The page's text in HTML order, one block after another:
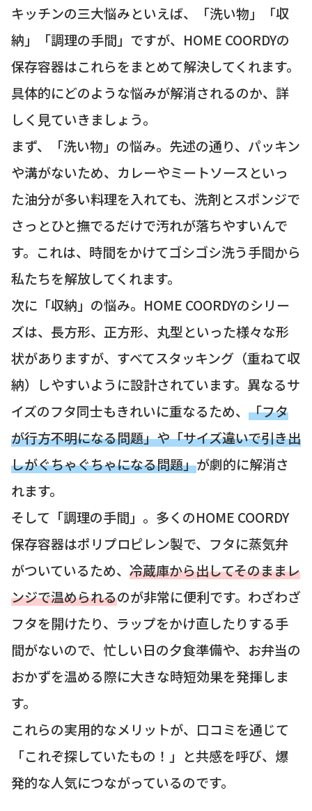
キッチンの三大悩みといえば、「洗い物」「収
納」「調理の手間」ですが、HOME COORDYの
保存容器はこれらをまとめて解決してくれます。
具体的にどのような悩みが解消されるのか、詳
しく見ていきましょう。
まず、「洗い物」の悩み。先述の通り、パッキン
や溝がないため、カレーやミートソースといっ
た油分が多い料理を入れても、洗剤とスポンジで
さっとひと撫でるだけで汚れが落ちやすいんで
す。これは、時間をかけてゴシゴシ洗う手間から
私たちを解放してくれます。
次に「収納」の悩み。HOME COORDYのシリー
ズは、長方形、正方形、丸型といった様々な形
状がありますが、すべてスタッキング（重ねて収
納）しやすいように設計されています。異なるサ
イズのフタ同士もきれいに重なるため、 「フタ
が行方不明になる問題」や「サイズ違いで引き出
しがぐちゃぐちゃになる問題」が劇的に解消さ
れます。
そして「調理の手間」。多くのHOME COORDY
保存容器はポリプロピレン製で、フタに蒸気弁
がついているため、 冷蔵庫から出してそのままレ
ンジで温められるのが非常に便利です。わざわざ
フタを開けたり、ラップをかけ直したりする手
間がないので、忙しい日の夕食準備や、お弁当の
おかずを温める際に大きな時短効果を発揮しま
す。
これらの実用的なメリットが、口コミを通じて
「これぞ探していたもの！」と共感を呼び、爆
発的な人気につながっているのです。